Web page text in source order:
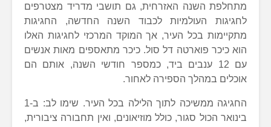
מתחלפת השנה האזרחית, גם תושבי מדריד מצטרפים
לחגיגות העולמיות לכבוד השנה החדשה, החגיגות
מתקיימות בכל העיר, אך המוקד המרכזי לחגיגות האלו
הוא כיכר פוארטה דל סול. כיכר מתאספים מאות אנשים
עם 12 ענבים ביד, כמספר חודשי השנה, אותם הם
אוכלים במהלך הספירה לאחור.
החגיגה ממשיכה לתוך הלילה בכל העיר. שימו לב: ב-1
בינואר הכול סגור, כולל מוזיאונים, ואין תחבורה ציבורית,